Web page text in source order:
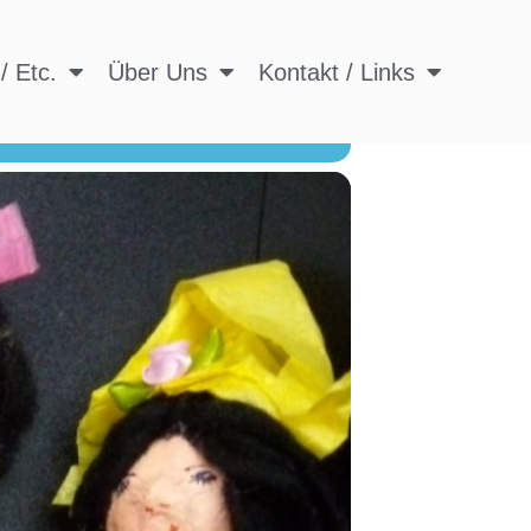
Etc. Über Uns Kontakt / Links